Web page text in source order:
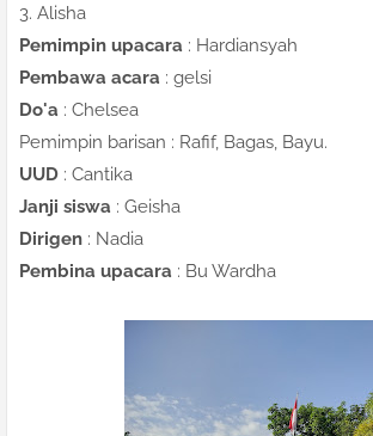
3. Alisha
Pemimpin upacara : Hardiansyah
Pembawa acara : gelsi
Do'a : Chelsea
Pemimpin barisan : Rafif, Bagas, Bayu.
UUD : Cantika
Janji siswa : Geisha
Dirigen : Nadia
Pembina upacara : Bu Wardha